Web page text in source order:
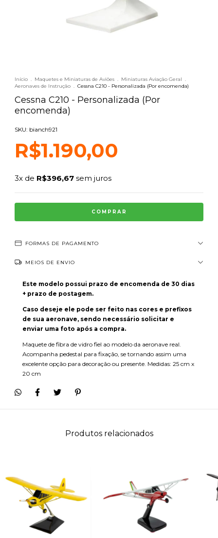
Início . Maquetes e Miniaturas de Aviões . Miniaturas Aviação Geral .
Aeronaves de Instrução . Cessna C210 - Personalizada (Por encomenda)
Cessna C210 - Personalizada (Por
encomenda)
SKU: bianch921
R$1.190,00
3x de R$396,67 sem juros
FORMAS DE PAGAMENTO
MEIOS DE ENVIO
Este modelo possui prazo de encomenda de 30 dias
+ prazo de postagem.
Caso deseje ele pode ser feito nas cores e prefixos
de sua aeronave, sendo necessário solicitar e
enviar uma foto após a compra.
Maquete de fibra de vidro fiel ao modelo da aeronave real.
Acompanha pedestal para fixação, se tornando assim uma
excelente opção para decoração ou presente. Medidas: 25 cm x
20 cm
Produtos relacionados